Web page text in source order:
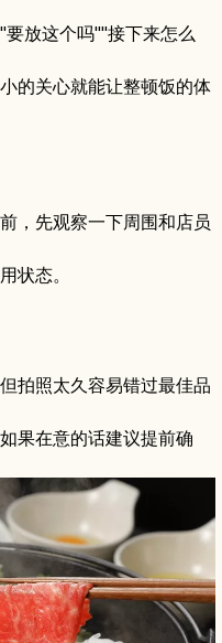
放这个吗""接下来怎么
的关心就能让整顿饭的体
，先观察一下周围和店员
状态。
拍照太久容易错过最佳品
果在意的话建议提前确